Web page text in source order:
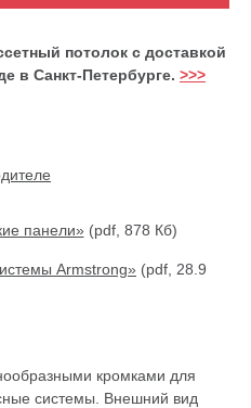
потолок с доставкой
в Санкт-Петербурге. >>>
панели»(pdf, 878 Кб)
Armstrong» (pdf, 28.9
кромками для
системы. Внешний вид